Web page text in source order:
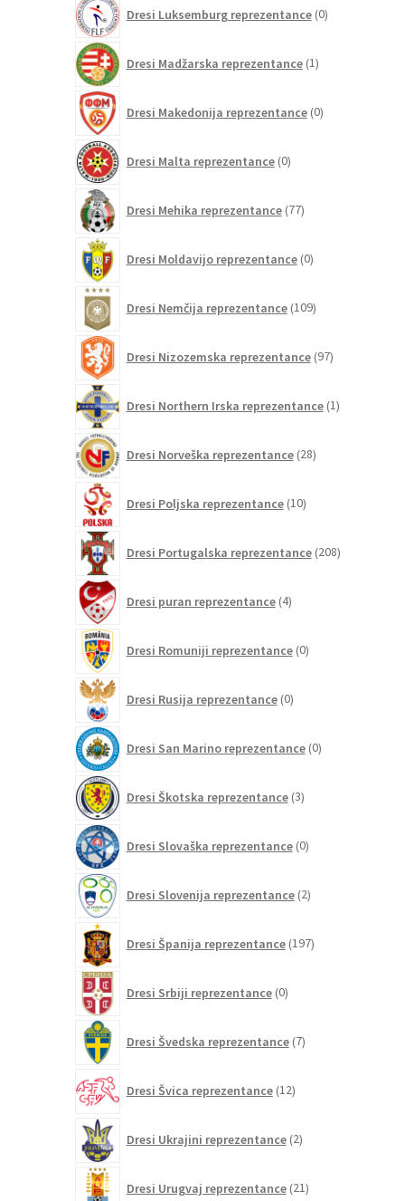
Dresi Luksemburg reprezentance 0izdelkov
Dresi Madžarska reprezentance 1izdelek
Dresi Makedonija reprezentance 0izdelkov
Dresi Malta reprezentance 0izdelkov
Dresi Mehika reprezentance 77izdelkov
Dresi Moldavijo reprezentance 0izdelkov
Dresi Nemčija reprezentance 109izdelkov
Dresi Nizozemska reprezentance 97izdelkov
Dresi Northern Irska reprezentance 1izdelek
Dresi Norveška reprezentance 28izdelkov
Dresi Poljska reprezentance 10izdelkov
Dresi Portugalska reprezentance 208izdelkov
Dresi puran reprezentance 4izdelki
Dresi Romuniji reprezentance 0izdelkov
Dresi Rusija reprezentance 0izdelkov
Dresi San Marino reprezentance 0izdelkov
Dresi Škotska reprezentance 3izdelki
Dresi Slovaška reprezentance 0izdelkov
Dresi Slovenija reprezentance 2izdelka
Dresi Španija reprezentance 197izdelkov
Dresi Srbiji reprezentance 0izdelkov
Dresi Švedska reprezentance 7izdelkov
Dresi Švica reprezentance 12izdelkov
Dresi Ukrajini reprezentance 2izdelka
Dresi Urugvaj reprezentance 21izdelkov